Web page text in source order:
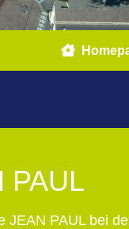
PAUL
JEAN PAUL bei